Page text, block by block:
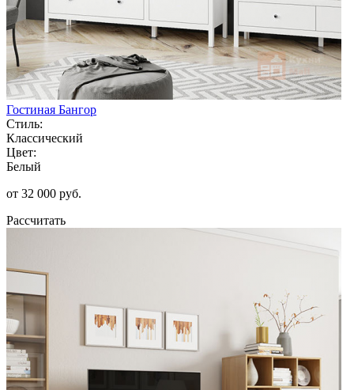
Гостиная Бангор
Стиль:
Классический
Цвет:
Белый
от 32 000 руб.
Рассчитать